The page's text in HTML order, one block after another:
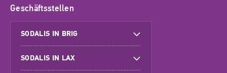
Geschäftsstellen
SODALIS IN BRIG
SODALIS IN LAX